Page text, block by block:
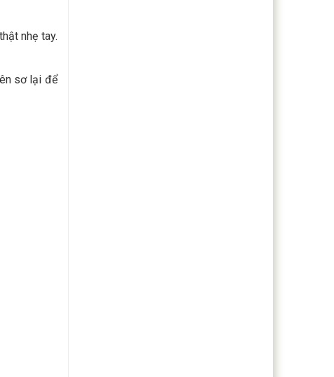
nhẹ tay.
sơ lại để